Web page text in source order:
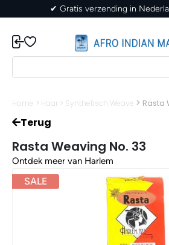
✔ Gratis verzending in Nederland
Home > Haar > Synthetisch Weave > Rasta
Terug
Rasta Weaving No. 33
Ontdek meer van Harlem
SALE